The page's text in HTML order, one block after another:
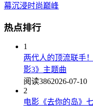
幕沉浸时尚巅峰
热点排行
1
两代人的顶流联手
影3》主题曲
阅读3862026-07-10
2
电影《去你的岛》